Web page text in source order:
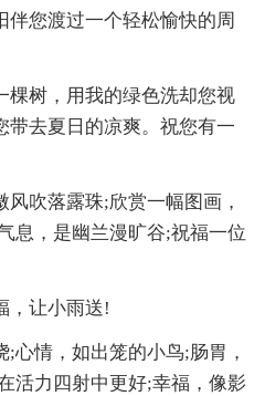
伴您渡过一个轻松愉快的周
棵树，用我的绿色洗却您视
带去夏日的凉爽。祝您有一
风吹落露珠;欣赏一幅图画，
息，是幽兰漫旷谷;祝福一位
，让小雨送!
;心情，如出笼的小鸟;肠胃，
活力四射中更好;幸福，像影